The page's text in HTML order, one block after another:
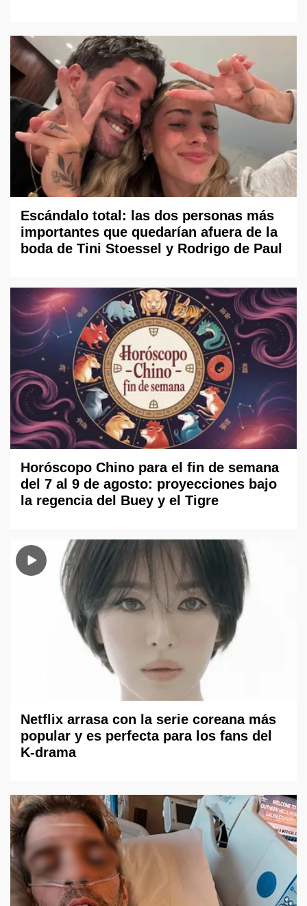
Escándalo total: las dos personas más
importantes que quedarían afuera de la
boda de Tini Stoessel y Rodrigo de Paul
Horóscopo Chino para el fin de semana
del 7 al 9 de agosto: proyecciones bajo
la regencia del Buey y el Tigre
Netflix arrasa con la serie coreana más
popular y es perfecta para los fans del
K-drama